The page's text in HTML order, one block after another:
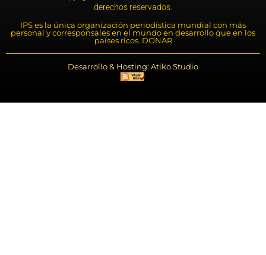
derechos reservados.
IPS es la única organización periodística mundial con más
personal y corresponsales en el mundo en desarrollo que en los
países ricos. DONAR
Desarrollo & Hosting: Atiko.Studio